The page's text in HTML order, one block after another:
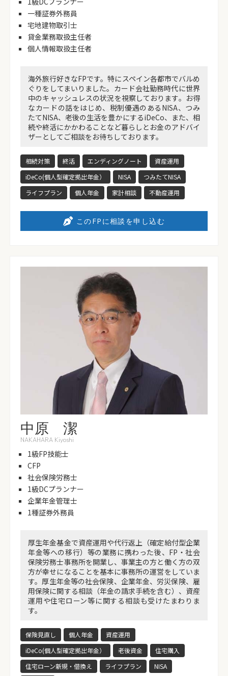
一種証券外務員
宅地建物取引士
貸金業務取扱主任者
個人情報取扱主任者
海外旅行好きなFPです。特にスペイン各都市でバルめ
ぐりをしてまいりました。カード会社勤務時代に世界
中のキャッシュレスの状況を視察しております。お得
なカードの話をはじめ、税制優遇のあるNISA、つみ
たてNISA、老後の生活を豊かにするiDeCo、また、相
続や終活にかかわることなど暮らしとお金のアドバイ
ザーとしてご相談をお待ちしております。
相続対策 終活 エンディングノート
資産運用
iDeCo(個人型確定拠出年金）
NISA
つみたてNISA
ライフプラン
個人年金 家計相談 不動産運用
このFPに相談を申し込む
中原 潔
NAKAHARA Kiyoshi
1級FP技能士
CFP
社会保険労務士
1級DCプランナー
企業年金管理士
1種証券外務員
厚生年金基金で資産運用や代行返上（確定給付型企業
年金等への移行）等の業務に携わった後、FP・社会
保険労務士事務所を開業し、事業主の方と働く方の双
方が幸せになることを基本に事務所の運営をしていま
す。厚生年金等の社会保険、企業年金、労災保険、雇
用保険に関する相談（年金の請求手続を含む）、資産
運用や住宅ローン等に関する相談も受けたまわりま
す。
保険見直し 個人年金
資産運用
iDeCo(個人型確定拠出年金）
老後資金
住宅購入
住宅ローン新規・借換え
ライフプラン
NISA